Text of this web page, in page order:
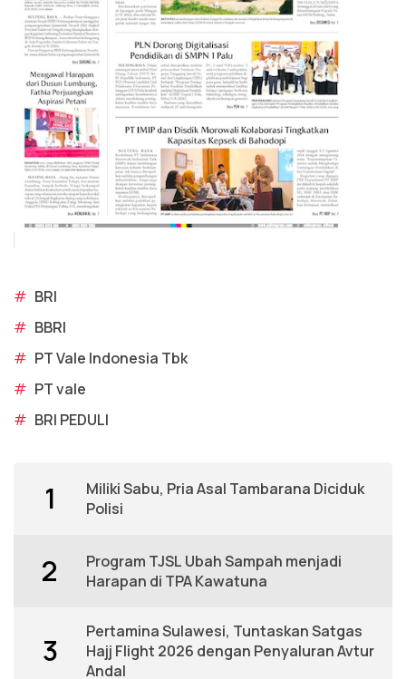
# BRI
# BBRI
# PT Vale Indonesia Tbk
# PT vale
# BRI PEDULI
1
Miliki Sabu, Pria Asal Tambarana Diciduk
Polisi
2
Program TJSL Ubah Sampah menjadi
Harapan di TPA Kawatuna
3
Pertamina Sulawesi, Tuntaskan Satgas
Hajj Flight 2026 dengan Penyaluran Avtur
Andal